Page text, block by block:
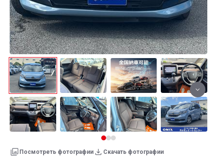
Посмотреть фотографии Скачать фотографии